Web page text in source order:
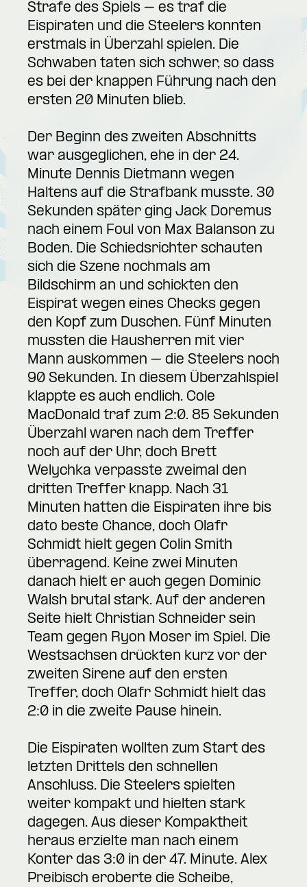
Strafe des Spiels – es traf die
Eispiraten und die Steelers konnten
erstmals in Überzahl spielen. Die
Schwaben taten sich schwer, so dass
es bei der knappen Führung nach den
ersten 20 Minuten blieb.
Der Beginn des zweiten Abschnitts
war ausgeglichen, ehe in der 24.
Minute Dennis Dietmann wegen
Haltens auf die Strafbank musste. 30
Sekunden später ging Jack Doremus
nach einem Foul von Max Balanson zu
Boden. Die Schiedsrichter schauten
sich die Szene nochmals am
Bildschirm an und schickten den
Eispirat wegen eines Checks gegen
den Kopf zum Duschen. Fünf Minuten
mussten die Hausherren mit vier
Mann auskommen – die Steelers noch
90 Sekunden. In diesem Überzahlspiel
klappte es auch endlich. Cole
MacDonald traf zum 2:0. 85 Sekunden
Überzahl waren nach dem Treffer
noch auf der Uhr, doch Brett
Welychka verpasste zweimal den
dritten Treffer knapp. Nach 31
Minuten hatten die Eispiraten ihre bis
dato beste Chance, doch Olafr
Schmidt hielt gegen Colin Smith
überragend. Keine zwei Minuten
danach hielt er auch gegen Dominic
Walsh brutal stark. Auf der anderen
Seite hielt Christian Schneider sein
Team gegen Ryon Moser im Spiel. Die
Westsachsen drückten kurz vor der
zweiten Sirene auf den ersten
Treffer, doch Olafr Schmidt hielt das
2:0 in die zweite Pause hinein.
Die Eispiraten wollten zum Start des
letzten Drittels den schnellen
Anschluss. Die Steelers spielten
weiter kompakt und hielten stark
dagegen. Aus dieser Kompaktheit
heraus erzielte man nach einem
Konter das 3:0 in der 47. Minute. Alex
Preibisch eroberte die Scheibe,